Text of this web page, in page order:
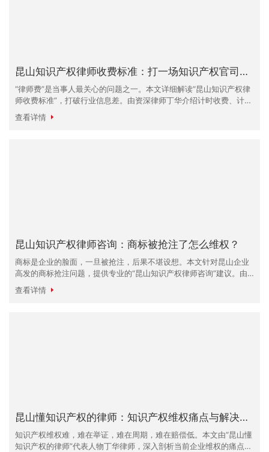
昆山知识产权律师收费标准：打一场知识产权官司要多少钱？
“律师费”是当事人最关心的问题之一。本文详细解读“昆山知识产权律
师收费标准”，打破行业信息差。由资深律师丁华介绍计时收费、计件
收费及风险代理等多种模式，帮助企业在预算范围内找到性价比最高
的法律服务。
查看详情
昆山知识产权律师咨询：商标被抢注了怎么维权？
商标是企业的脸面，一旦被抢注，后果不堪设想。本文针对昆山企业
高发的商标抢注问题，提供专业的“昆山知识产权律师咨询”建议。由
资深律师丁华详解商标异议、无效宣告及行政诉讼的全流程攻略，助
您夺回品牌控制权。
查看详情
昆山懂知识产权的律师：知识产权维权痛点与解决方案详解
知识产权维权难，难在举证，难在周期，难在赔偿低。本文由“昆山懂
知识产权的律师”代表人物丁华律师，深入剖析当前企业维权的痛点，